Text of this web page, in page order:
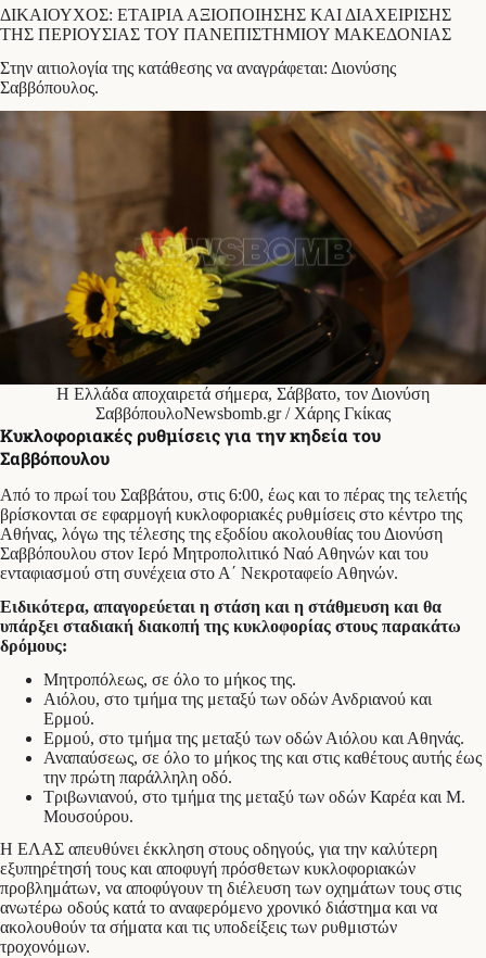
ΔΙΚΑΙΟΥΧΟΣ: ΕΤΑΙΡΙΑ ΑΞΙΟΠΟΙΗΣΗΣ ΚΑΙ ΔΙΑΧΕΙΡΙΣΗΣ
ΤΗΣ ΠΕΡΙΟΥΣΙΑΣ ΤΟΥ ΠΑΝΕΠΙΣΤΗΜΙΟΥ ΜΑΚΕΔΟΝΙΑΣ
Στην αιτιολογία της κατάθεσης να αναγράφεται: Διονύσης
Σαββόπουλος.
Η Ελλάδα αποχαιρετά σήμερα, Σάββατο, τον Διονύση
ΣαββόπουλοNewsbomb.gr / Χάρης Γκίκας
Κυκλοφοριακές ρυθμίσεις για την κηδεία του
Σαββόπουλου
Από το πρωί του Σαββάτου, στις 6:00, έως και το πέρας της τελετής
βρίσκονται σε εφαρμογή κυκλοφοριακές ρυθμίσεις στο κέντρο της
Αθήνας, λόγω της τέλεσης της εξοδίου ακολουθίας του Διονύση
Σαββόπουλου στον Ιερό Μητροπολιτικό Ναό Αθηνών και του
ενταφιασμού στη συνέχεια στο Α΄ Νεκροταφείο Αθηνών.
Ειδικότερα, απαγορεύεται η στάση και η στάθμευση και θα
υπάρξει σταδιακή διακοπή της κυκλοφορίας στους παρακάτω
δρόμους:
Μητροπόλεως, σε όλο το μήκος της.
Αιόλου, στο τμήμα της μεταξύ των οδών Ανδριανού και
Ερμού.
Ερμού, στο τμήμα της μεταξύ των οδών Αιόλου και Αθηνάς.
Αναπαύσεως, σε όλο το μήκος της και στις καθέτους αυτής έως
την πρώτη παράλληλη οδό.
Τριβωνιανού, στο τμήμα της μεταξύ των οδών Καρέα και Μ.
Μουσούρου.
Η ΕΛΑΣ απευθύνει έκκληση στους οδηγούς, για την καλύτερη
εξυπηρέτησή τους και αποφυγή πρόσθετων κυκλοφοριακών
προβλημάτων, να αποφύγουν τη διέλευση των οχημάτων τους στις
ανωτέρω οδούς κατά το αναφερόμενο χρονικό διάστημα και να
ακολουθούν τα σήματα και τις υποδείξεις των ρυθμιστών
τροχονόμων.